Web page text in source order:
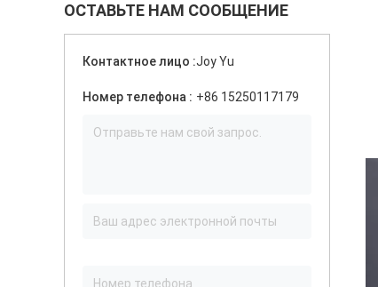
ОСТАВЬТЕ НАМ СООБЩЕНИЕ
Контактное лицо :Joy Yu
Номер телефона : +86 15250117179